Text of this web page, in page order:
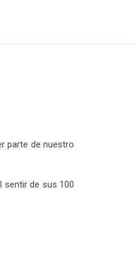
parte de nuestro
sentir de sus 100